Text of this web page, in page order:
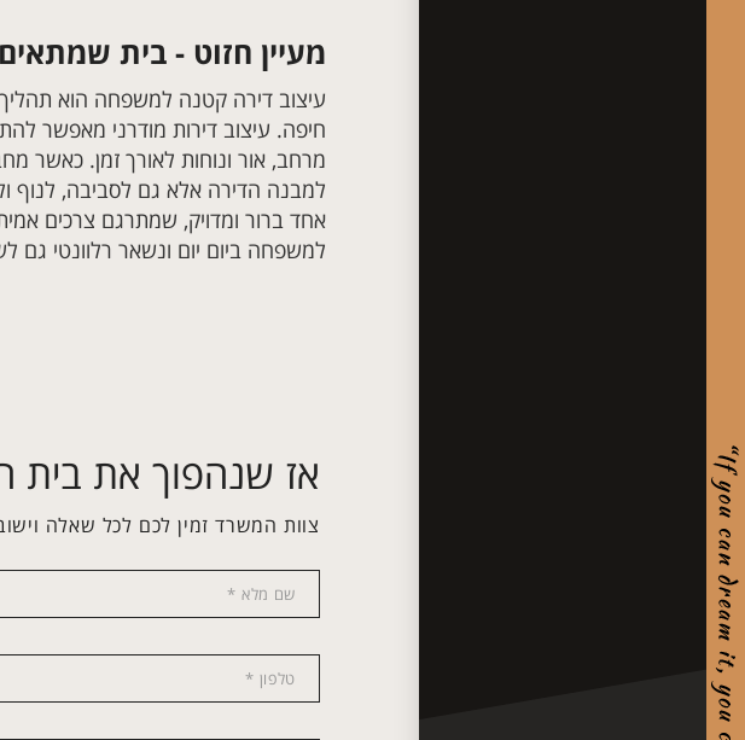
מעיין חזוט - בית
עיצוב דירה קטנה למשפחה הוא
חיפה. עיצוב דירות מודרני מאפשר
מרחב, אור ונוחות לאורך זמן. כאשר
למבנה הדירה אלא גם לסביבה, לנוף
אחד ברור ומדויק, שמתרגם צרכים
למשפחה ביום יום ונשאר רלוונטי גם
אז שנהפוך את בית
צוות המשרד זמין לכם לכל שאלה